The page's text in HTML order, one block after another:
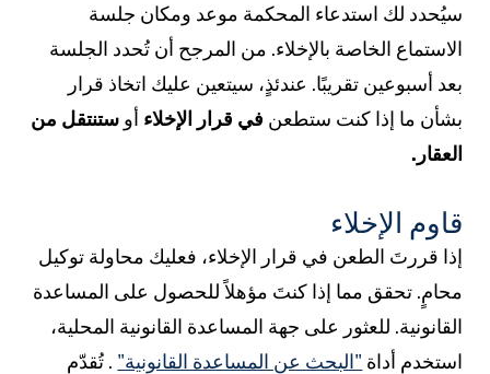
سيُحدد لك استدعاء المحكمة موعد ومكان جلسة
الاستماع الخاصة بالإخلاء. من المرجح أن تُحدد الجلسة
بعد أسبوعين تقريبًا. عندئذٍ، سيتعين عليك اتخاذ قرار
بشأن ما إذا كنت ستطعنفي قرار الإخلاءأوستنتقل من
العقار.
قاوم الإخلاء
إذا قررتَ الطعن في قرار الإخلاء، فعليك محاولة توكيل
محامٍ. تحقق مما إذا كنتَ مؤهلاً للحصول على المساعدة
القانونية. للعثور على جهة المساعدة القانونية المحلية،
استخدم أداة"البحث عن المساعدة القانونية". تُقدّم